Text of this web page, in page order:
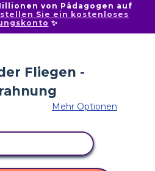
von Pädagogen auf
Sie ein kostenloses
✨
Mehr Optionen